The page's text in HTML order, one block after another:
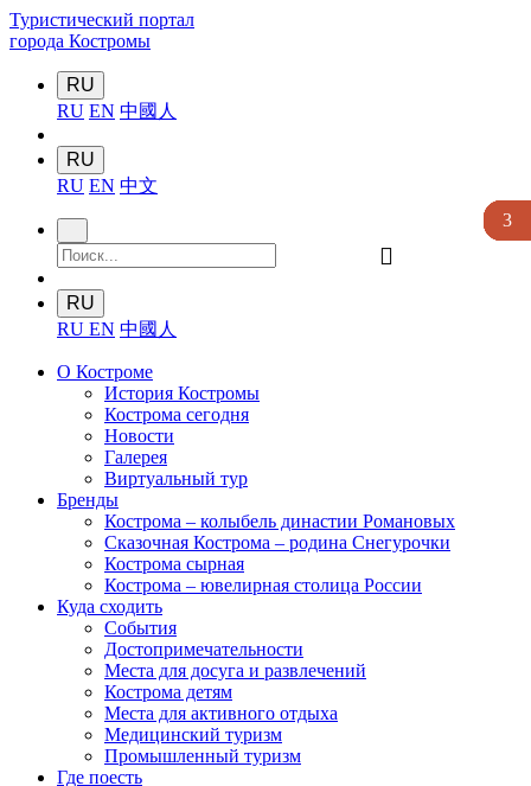
Туристический портал
города Костромы
RU
RU EN 中國人
RU
RU EN 中文
󰍉
RU
RU EN 中國人
О Костроме
История Костромы
Кострома сегодня
Новости
Галерея
Виртуальный тур
Бренды
Кострома – колыбель династии Романовых
Сказочная Кострома – родина Снегурочки
Кострома сырная
Кострома – ювелирная столица России
Куда сходить
События
Достопримечательности
Места для досуга и развлечений
Кострома детям
Места для активного отдыха
Медицинский туризм
Промышленный туризм
Где поесть
4
3
3
3
3